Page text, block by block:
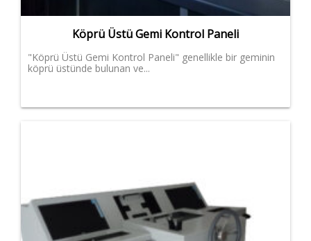
Köprü Üstü Gemi Kontrol Paneli
"Köprü Üstü Gemi Kontrol Paneli" genellikle bir geminin
köprü üstünde bulunan ve...